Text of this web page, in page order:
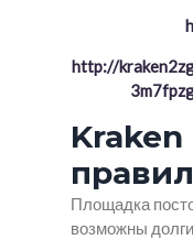
http://
Площадка
возможны